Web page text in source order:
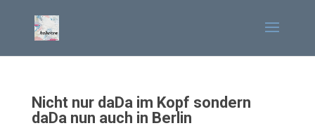
Nicht nur daDa im Kopf sondern
daDa nun auch in Berlin